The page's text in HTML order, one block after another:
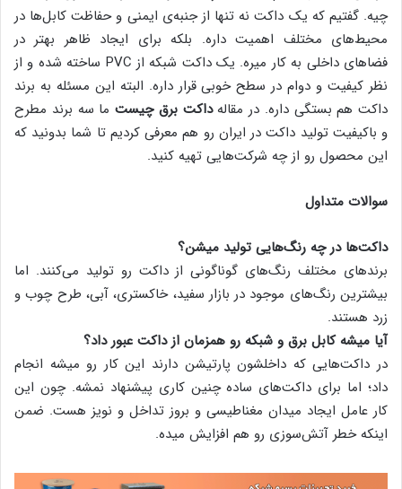
چیه. گفتیم که یک داکت نه تنها از جنبه‌ی ایمنی و حفاظت کابل‌ها در
محیط‌های مختلف اهمیت داره. بلکه برای ایجاد ظاهر بهتر در
فضاهای داخلی به کار میره. یک داکت شبکه از PVC ساخته شده و از
نظر کیفیت و دوام در سطح خوبی قرار داره. البته این مسئله به برند
داکت هم بستگی داره. در مقالهداکت برق چیست ما سه برند مطرح
و باکیفیت تولید داکت در ایران رو هم معرفی کردیم تا شما بدونید که
این محصول رو از چه شرکت‌هایی تهیه کنید.
سوالات متداول
داکت‌ها در چه رنگ‌هایی تولید میشن؟
برندهای مختلف رنگ‌های گوناگونی از داکت رو تولید می‌کنند. اما
بیشترین رنگ‌های موجود در بازار سفید، خاکستری، آبی، طرح چوب و
زرد هستند.
آیا میشه کابل برق و شبکه رو همزمان از داکت عبور داد؟
در داکت‌هایی که داخلشون پارتیشن دارند این کار رو میشه انجام
داد؛ اما برای داکت‌های ساده چنین کاری پیشنهاد نمشه. چون این
کار عامل ایجاد میدان مغناطیسی و بروز تداخل و نویز هست. ضمن
اینکه خطر آتش‌سوزی رو هم افزایش میده.